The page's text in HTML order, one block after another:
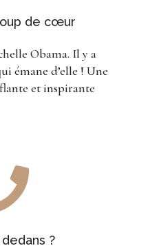
de cœur
Obama. Il y a
émane d’elle ! Une
et inspirante
?